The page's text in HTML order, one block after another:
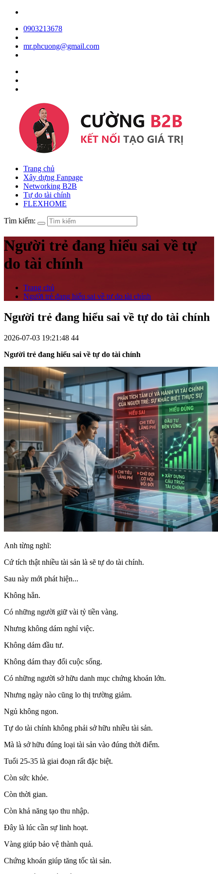
0903213678
mr.phcuong@gmail.com
Trang chủ
Xây dựng Fanpage
Networking B2B
Tự do tài chính
FLEXHOME
Tìm kiếm:
Người trẻ đang hiểu sai về tự
do tài chính
Trang chủ
Người trẻ đang hiểu sai về tự do tài chính
Người trẻ đang hiểu sai về tự do tài chính
2026-07-03 19:21:48 44
Người trẻ đang hiểu sai về tự do tài chính
Anh từng nghĩ:
Cứ tích thật nhiều tài sản là sẽ tự do tài chính.
Sau này mới phát hiện...
Không hẳn.
Có những người giữ vài tỷ tiền vàng.
Nhưng không dám nghỉ việc.
Không dám đầu tư.
Không dám thay đổi cuộc sống.
Có những người sở hữu danh mục chứng khoán lớn.
Nhưng ngày nào cũng lo thị trường giảm.
Ngủ không ngon.
Tự do tài chính không phải sở hữu nhiều tài sản.
Mà là sở hữu đúng loại tài sản vào đúng thời điểm.
Tuổi 25-35 là giai đoạn rất đặc biệt.
Còn sức khỏe.
Còn thời gian.
Còn khả năng tạo thu nhập.
Đây là lúc cần sự linh hoạt.
Vàng giúp bảo vệ thành quả.
Chứng khoán giúp tăng tốc tài sản.